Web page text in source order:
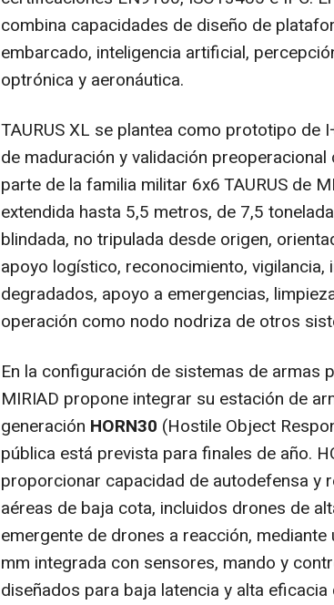
combina capacidades de diseño de
embarcado, inteligencia artificial,
optrónica y aeronáutica.
TAURUS XL se plantea como prototipo de
de maduración y validación
parte de la familia militar 6x6 TAURUS de
extendida hasta 5,5 metros, de 7,5
blindada, no tripulada desde origen,
apoyo logístico, reconocimiento, vigilancia,
degradados, apoyo a emergencias,
operación como nodo nodriza de otros
En la configuración de sistemas de armas
MIRIAD propone integrar su estación de
generación HORN30 (Hostile Object
pública está prevista para finales de año.
proporcionar capacidad de autodefensa y
aéreas de baja cota, incluidos drones de
emergente de drones a reacción,
mm integrada con sensores, mando y
diseñados para baja latencia y alta eficacia